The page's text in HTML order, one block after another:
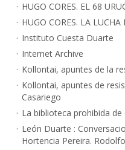
HUGO CORES. EL 68
HUGO CORES. LA
Instituto Cuesta Duarte
Internet Archive
Kollontai, apuntes de la
Kollontai, apuntes de
Casariego
La biblioteca prohibida de
León Duarte :
Hortencia Pereira.